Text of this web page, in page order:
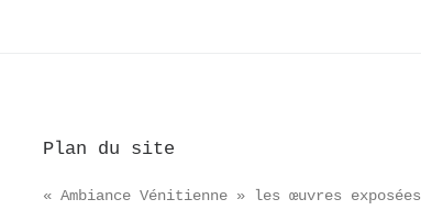
Plan du site
« Ambiance Vénitienne » les œuvres exposées